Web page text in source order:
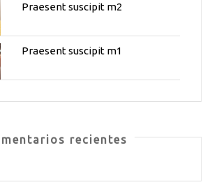
Praesent suscipit m2
Praesent suscipit m1
recientes